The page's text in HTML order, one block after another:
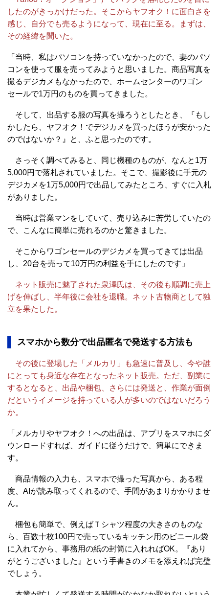
したのがきっかけだった。そこからヤフオク！に面白さを
感じ、自分でも売るようになって、現在に至る。まずは、
その経緯を聞いた。
「当時、私はパソコンを持っていなかったので、妻のパソ
コンを使って服を売ってみようと思いました。商品写真を
撮るデジカメもなかったので、ホームセンターのワゴン
セールで1万円のものを買ってきました。
そして、出品する服の写真を撮ろうとしたとき、『もし
かしたら、ヤフオク！でデジカメを買ったほうが安かった
のではないか？』と、ふと思ったのです。
さっそく調べてみると、同じ機種のものが、なんと1万
5,000円で落札されていました。そこで、撮影後に手元の
デジカメを1万5,000円で出品してみたところ、すぐに入札
がありました。
当時は営業マンをしていて、売り込みに苦労していたの
で、こんなに簡単に売れるのかと驚きました。
そこからワゴンセールのデジカメを買ってきては出品
し、20台を売って10万円の利益を手にしたのです」
ネット販売に魅了された泉澤氏は、その後も順調に売上
げを伸ばし、半年後に会社を退職。ネット古物商として独
立を果たした。
スマホから数分で出品匿名で発送する方法も
その後に登場した「メルカリ」も急速に普及し、今や誰
にとっても身近な存在となったネット販売。ただ、副業に
するとなると、出品や梱包、さらには発送と、作業が面倒
だというイメージを持っている人が多いのではないだろう
か。
「メルカリやヤフオク！への出品は、アプリをスマホにダ
ウンロードすれば、ガイドに従うだけで、簡単にできま
す。
商品情報の入力も、スマホで撮った写真から、ある程
度、AIが読み取ってくれるので、手間があまりかかりませ
ん。
梱包も簡単で、例えばＴシャツ程度の大きさのものな
ら、百数十枚100円で売っているキッチン用のビニール袋
に入れてから、事務用の紙の封筒に入れればOK。『あり
がとうございました』という手書きのメモを添えれば完璧
でしょう。